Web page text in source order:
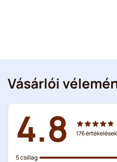
Vásárlói
4.8 176értékelések
5 csillag